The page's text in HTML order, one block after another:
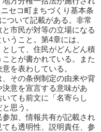
セコ町まちづくり基本条
ついて記載がある。非常
市民が対等の立場になる
うこと。第4章には、
として、住民がどんどん積
とが書かれている。また
を表わしている。
その条例制定の由来や背
意を宣言する意味があ
ても前文に「名寄らし
思う。
加、情報共有が記載され
も透明性、説明責任、参